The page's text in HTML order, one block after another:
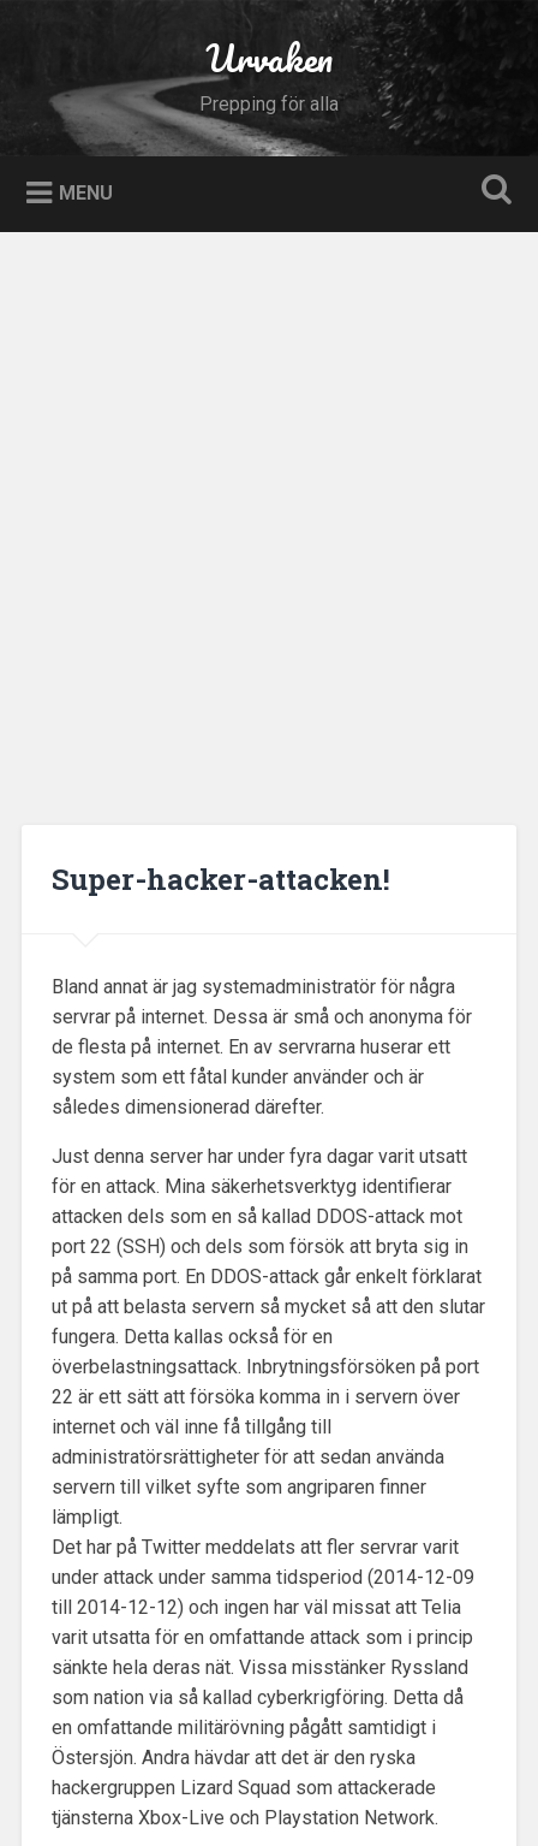
Urvaken
Prepping för alla
MENU
Super-hacker-attacken!
Bland annat är jag systemadministratör för några
servrar på internet. Dessa är små och anonyma för
de flesta på internet. En av servrarna huserar ett
system som ett fåtal kunder använder och är
således dimensionerad därefter.
Just denna server har under fyra dagar varit utsatt
för en attack. Mina säkerhetsverktyg identifierar
attacken dels som en så kallad DDOS-attack mot
port 22 (SSH) och dels som försök att bryta sig in
på samma port. En DDOS-attack går enkelt förklarat
ut på att belasta servern så mycket så att den slutar
fungera. Detta kallas också för en
överbelastningsattack. Inbrytningsförsöken på port
22 är ett sätt att försöka komma in i servern över
internet och väl inne få tillgång till
administratörsrättigheter för att sedan använda
servern till vilket syfte som angriparen finner
lämpligt.
Det har på Twitter meddelats att fler servrar varit
under attack under samma tidsperiod (2014-12-09
till 2014-12-12) och ingen har väl missat att Telia
varit utsatta för en omfattande attack som i princip
sänkte hela deras nät. Vissa misstänker Ryssland
som nation via så kallad cyberkrigföring. Detta då
en omfattande militärövning pågått samtidigt i
Östersjön. Andra hävdar att det är den ryska
hackergruppen Lizard Squad som attackerade
tjänsterna Xbox-Live och Playstation Network.